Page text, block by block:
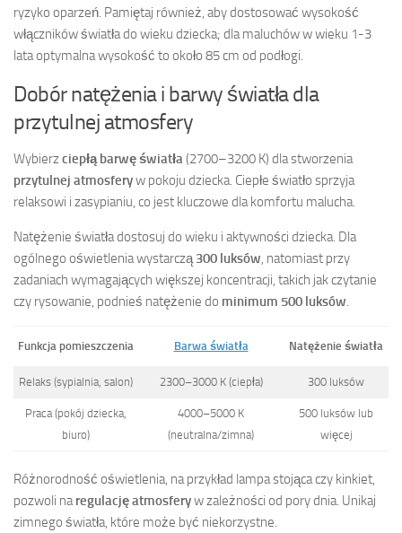
ryzyko oparzeń. Pamiętaj również, aby dostosować wysokość
włączników światła do wieku dziecka; dla maluchów w wieku 1-3
lata optymalna wysokość to około 85 cm od podłogi.
Dobór natężenia i barwy światła dla
przytulnej atmosfery
Wybierzciepłą barwę światła (2700–3200 K) dla stworzenia
przytulnej atmosferyw pokoju dziecka. Ciepłe światło sprzyja
relaksowi i zasypianiu, co jest kluczowe dla komfortu malucha.
Natężenie światła dostosuj do wieku i aktywności dziecka. Dla
ogólnego oświetlenia wystarczą 300 luksów , natomiast przy
zadaniach wymagających większej koncentracji, takich jak czytanie
czy rysowanie, podnieś natężenie do minimum 500 luksów
Funkcja pomieszczenia Barwa światła Natężenie światła
Relaks (sypialnia, salon) 2300–3000 K (ciepła) 300 luksów
Praca (pokój dziecka,
biuro)
4000–5000 K
(neutralna/zimna)
500 luksów lub
więcej
Różnorodność oświetlenia, na przykład lampa stojąca czy kinkiet,
pozwoli naregulację atmosferyw zależności od pory dnia. Unikaj
zimnego światła, które może być niekorzystne.